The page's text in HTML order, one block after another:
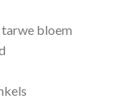
bloem